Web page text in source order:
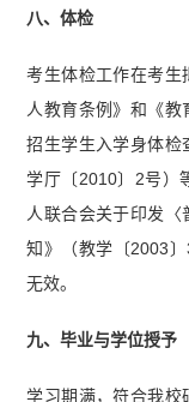
八、体检
考生体检工作在考生
人教育条例》和《教
招生学生入学身体检
学厅〔2010〕2号）
人联合会关于印发〈
知》（教学〔2003
无效。
九、毕业与学位授予
学习期满，符合我校